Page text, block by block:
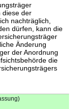
diese der
nachträglich,
dürfen, kann die
Änderung
der Anordnung
die